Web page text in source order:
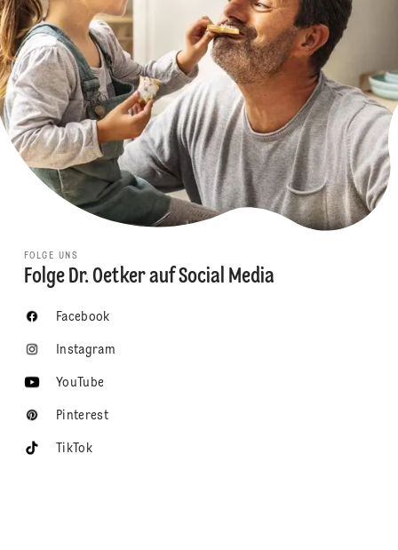
FOLGE UNS
Folge Dr. Oetker auf Social Media
Facebook
Instagram
YouTube
Pinterest
TikTok